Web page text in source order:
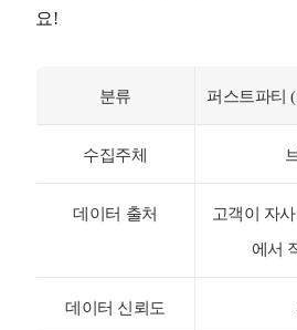
요!
분류 퍼스트파티
수집주체
데이터 출처
고객이 자
에서
데이터 신뢰도